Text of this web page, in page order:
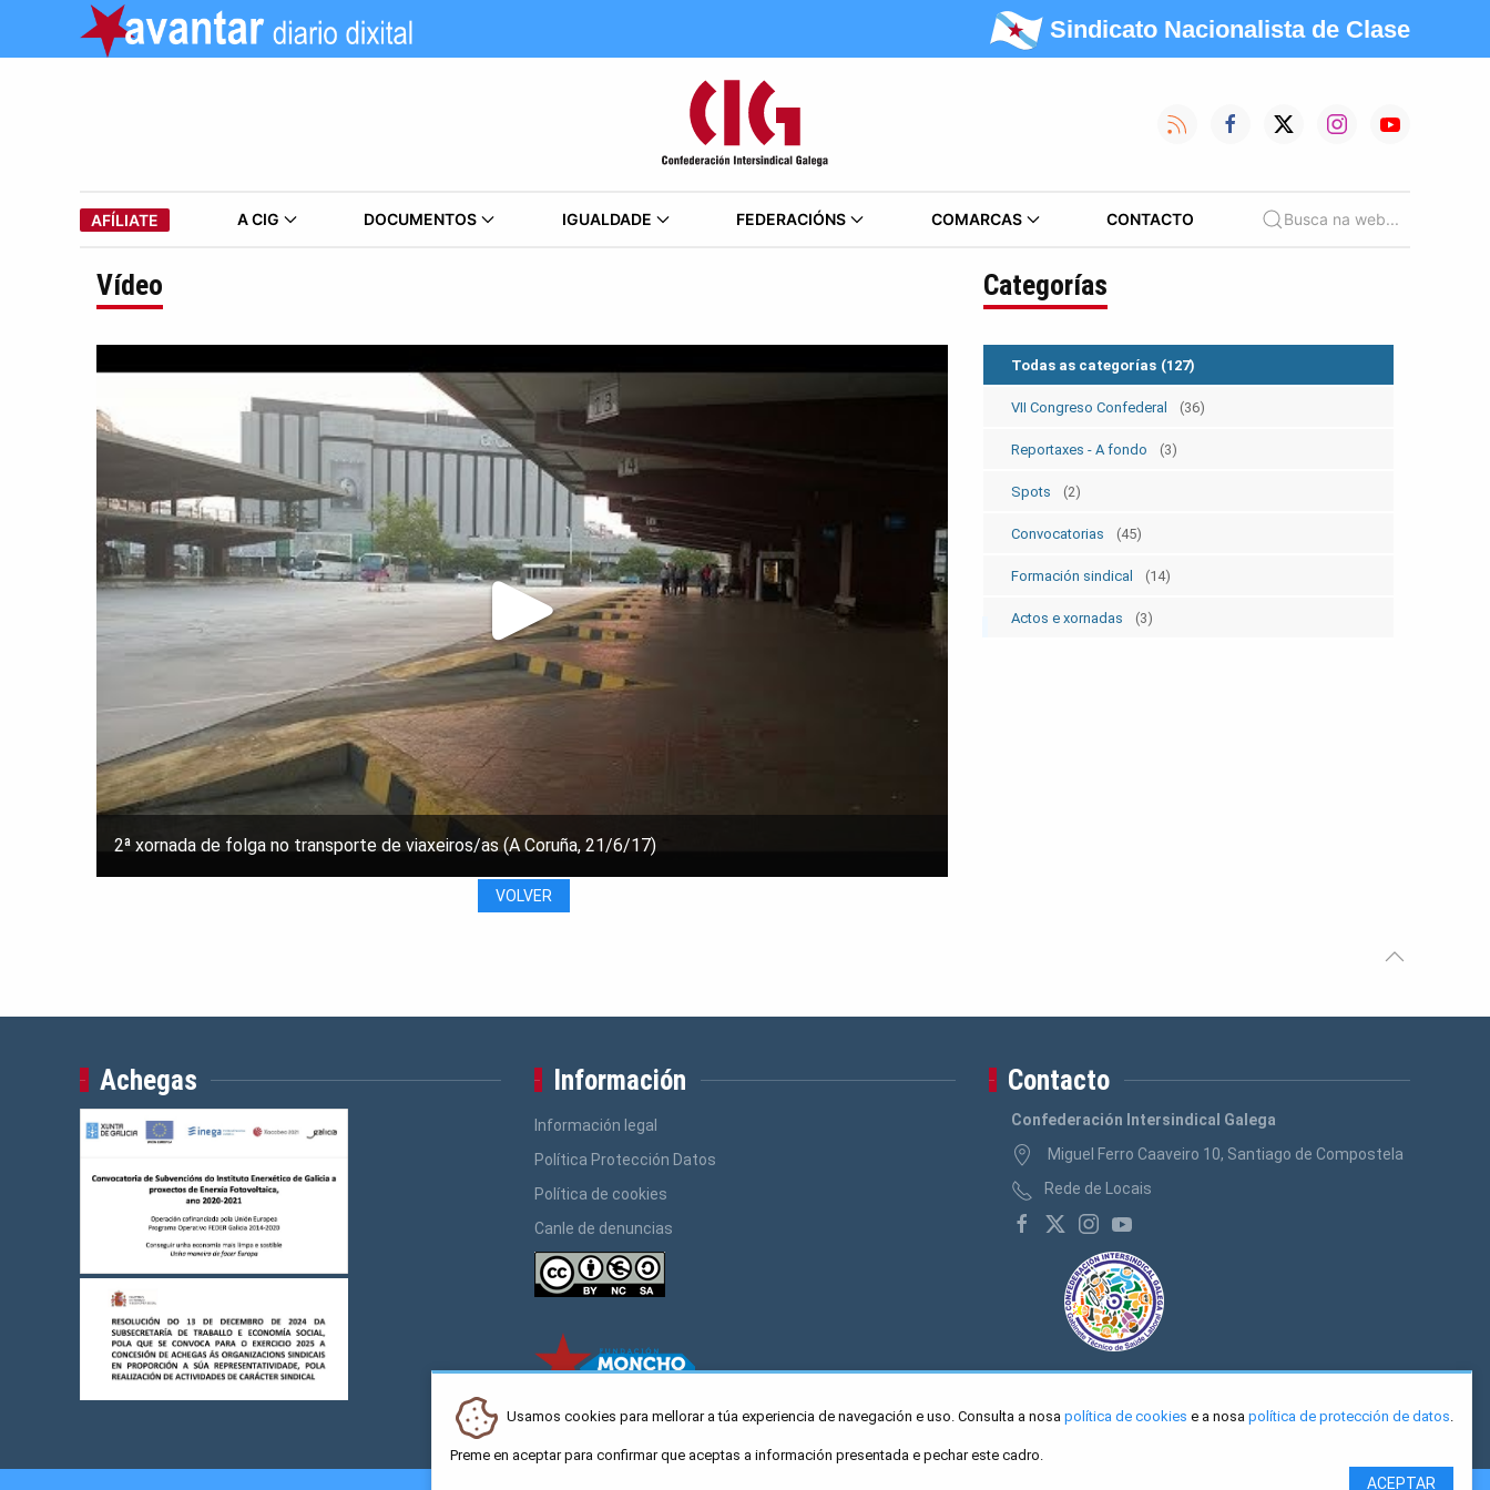
Sindicato Nacionalista de Clase
AFÍLIATE A CIG DOCUMENTOS IGUALDADE FEDERACIÓNS COMARCAS CONTACTO Busca na web...
Vídeo
2ª xornada de folga no transporte de viaxeiros/as (A Coruña, 21/6/17)
VOLVER
Categorías
Todas as categorías (127)
VII Congreso Confederal (36)
Reportaxes - A fondo (3)
Spots (2)
Convocatorias (45)
Formación sindical (14)
Actos e xornadas (3)
Achegas Información
Información legal
Política Protección Datos
Política de cookies
Canle de denuncias
Contacto
Confederación Intersindical Galega
Miguel Ferro Caaveiro 10, Santiago de Compostela
Rede de Locais
Usamos cookies para mellorar a túa experiencia de navegación e uso. Consulta a nosa política de cookies e a nosa política de protección de datos.
Preme en aceptar para confirmar que aceptas a información presentada e pechar este cadro.
ACEPTAR